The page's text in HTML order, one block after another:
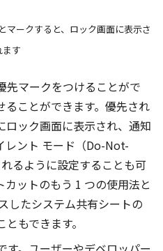
マークすると、ロック画面に表示さ
ます
先マークをつけることがで
ることができます。優先され
ロック画面に表示され、通知
レント モード（Do-Not-
るように設定することも可
ットのもう 1 つの使用法と
したシステム共有シートの
もできます。